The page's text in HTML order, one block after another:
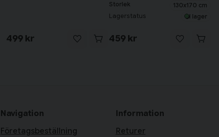
499 kr
Storlek
130x170 cm
Lagerstatus I lager
459 kr
Navigation
Företagsbeställning
Information
Returer